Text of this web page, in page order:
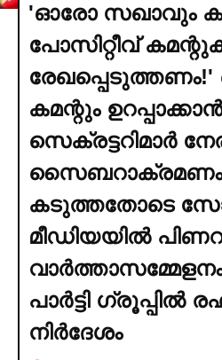
'ഓരോ സഖാവും
പോസിറ്റീവ്
കമന്റും
സെക്രട്ടറിമാര്‍
സൈബറാക്രമണം
കടുത്തതോടെ
മീഡിയയില്‍
വാര്‍ത്താസമ്മേളനം
പാര്‍ട്ടി ഗ്രൂപ്പില്‍
നിര്‍ദേശം